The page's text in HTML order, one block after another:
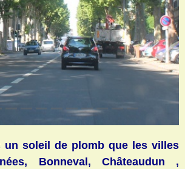
un soleil de plomb que les villes
Bonneval, Châteaudun ,